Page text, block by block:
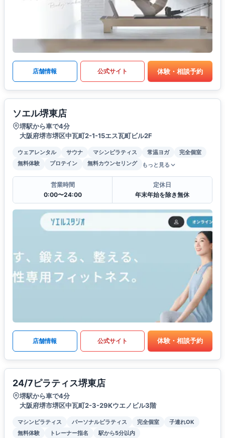
店舗情報 公式サイト 体験・相談予約
ソエル堺東店
堺駅から車で4分
大阪府堺市堺区中瓦町2-1-15エス瓦町ビル2F
ウェアレンタル サウナ マシンピラティス 常温ヨガ
完全個室
無料体験
プロテイン 無料カウンセリング もっと見る
営業時間
0:00〜24:00
定休日
年末年始を除き無休
店舗情報 公式サイト 体験・相談予約
24/7ピラティス堺東店
堺駅から車で4分
大阪府堺市堺区中瓦町2-3-29Kウエノビル3階
マシンピラティス パーソナルピラティス 完全個室
子連れOK
無料体験
トレーナー指名 駅から5分以内